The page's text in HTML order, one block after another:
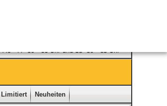
Limitiert Neuheiten